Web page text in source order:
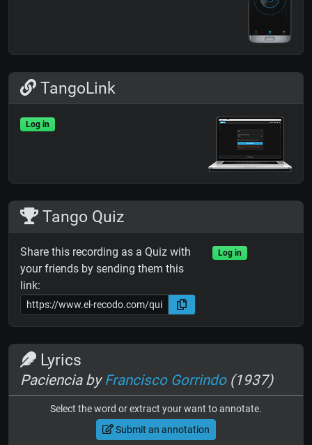
TangoLink
Log in
Tango Quiz
Share this recording as a Quiz with
your friends by sending them this
link:
Log in
Lyrics
Paciencia byFrancisco Gorrindo(1937)
Select the word or extract your want to annotate.
Submit an annotation